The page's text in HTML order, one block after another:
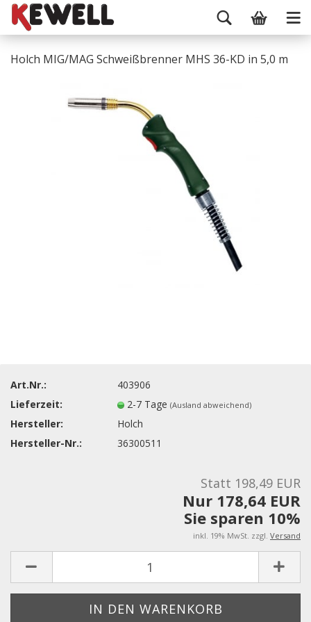
Holch MIG/MAG Schweißbrenner MHS 36-KD in 5,0 m
Art.Nr.:
403906
Lieferzeit:
2-7 Tage(Ausland abweichend)
Hersteller:
Holch
Hersteller-Nr.:
36300511
Statt 198,49 EUR
Nur 178,64 EUR
Sie sparen 10%
inkl. 19% MwSt. zzgl. Versand